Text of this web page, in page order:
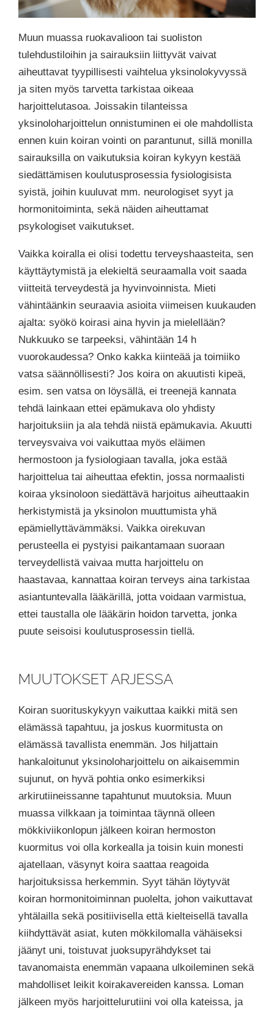
Muun muassa ruokavalioon tai suoliston
tulehdustiloihin ja sairauksiin liittyvät vaivat
aiheuttavat tyypillisesti vaihtelua yksinolokyvyssä
ja siten myös tarvetta tarkistaa oikeaa
harjoittelutasoa. Joissakin tilanteissa
yksinoloharjoittelun onnistuminen ei ole mahdollista
ennen kuin koiran vointi on parantunut, sillä monilla
sairauksilla on vaikutuksia koiran kykyyn kestää
siedättämisen koulutusprosessia fysiologisista
syistä, joihin kuuluvat mm. neurologiset syyt ja
hormonitoiminta, sekä näiden aiheuttamat
psykologiset vaikutukset.
Vaikka koiralla ei olisi todettu terveyshaasteita, sen
käyttäytymistä ja elekieltä seuraamalla voit saada
viitteitä terveydestä ja hyvinvoinnista. Mieti
vähintäänkin seuraavia asioita viimeisen kuukauden
ajalta: syökö koirasi aina hyvin ja mielellään?
Nukkuuko se tarpeeksi, vähintään 14 h
vuorokaudessa? Onko kakka kiinteää ja toimiiko
vatsa säännöllisesti? Jos koira on akuutisti kipeä,
esim. sen vatsa on löysällä, ei treenejä kannata
tehdä lainkaan ettei epämukava olo yhdisty
harjoituksiin ja ala tehdä niistä epämukavia. Akuutti
terveysvaiva voi vaikuttaa myös eläimen
hermostoon ja fysiologiaan tavalla, joka estää
harjoittelua tai aiheuttaa efektin, jossa normaalisti
koiraa yksinoloon siedättävä harjoitus aiheuttaakin
herkistymistä ja yksinolon muuttumista yhä
epämiellyttävämmäksi. Vaikka oirekuvan
perusteella ei pystyisi paikantamaan suoraan
terveydellistä vaivaa mutta harjoittelu on
haastavaa, kannattaa koiran terveys aina tarkistaa
asiantuntevalla lääkärillä, jotta voidaan varmistua,
ettei taustalla ole lääkärin hoidon tarvetta, jonka
puute seisoisi koulutusprosessin tiellä.
MUUTOKSET ARJESSA
Koiran suorituskykyyn vaikuttaa kaikki mitä sen
elämässä tapahtuu, ja joskus kuormitusta on
elämässä tavallista enemmän. Jos hiljattain
hankaloitunut yksinoloharjoittelu on aikaisemmin
sujunut, on hyvä pohtia onko esimerkiksi
arkirutiineissanne tapahtunut muutoksia. Muun
muassa vilkkaan ja toimintaa täynnä olleen
mökkiviikonlopun jälkeen koiran hermoston
kuormitus voi olla korkealla ja toisin kuin monesti
ajatellaan, väsynyt koira saattaa reagoida
harjoituksissa herkemmin. Syyt tähän löytyvät
koiran hormonitoiminnan puolelta, johon vaikuttavat
yhtälailla sekä positiivisella että kielteisellä tavalla
kiihdyttävät asiat, kuten mökkilomalla vähäiseksi
jäänyt uni, toistuvat juoksupyrähdykset tai
tavanomaista enemmän vapaana ulkoileminen sekä
mahdolliset leikit koirakavereiden kanssa. Loman
jälkeen myös harjoittelurutiini voi olla kateissa, ja